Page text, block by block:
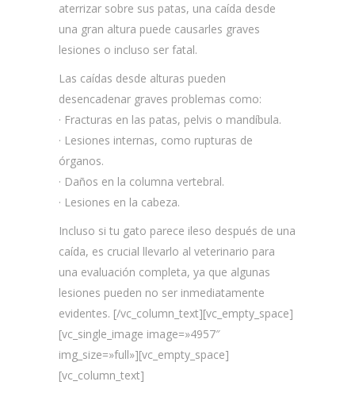
aterrizar sobre sus patas, una caída desde
una gran altura puede causarles graves
lesiones o incluso ser fatal.
Las caídas desde alturas pueden
desencadenar graves problemas como:
· Fracturas en las patas, pelvis o mandíbula.
· Lesiones internas, como rupturas de
órganos.
· Daños en la columna vertebral.
· Lesiones en la cabeza.
Incluso si tu gato parece ileso después de una
caída, es crucial llevarlo al veterinario para
una evaluación completa, ya que algunas
lesiones pueden no ser inmediatamente
evidentes. [/vc_column_text][vc_empty_space]
[vc_single_image image=»4957″
img_size=»full»][vc_empty_space]
[vc_column_text]